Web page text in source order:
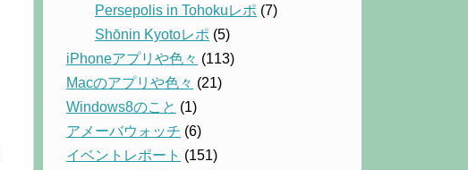
Persepolis in Tohokuレポ (7)
Shōnin Kyotoレポ (5)
iPhoneアプリや色々 (113)
Macのアプリや色々 (21)
Windows8のこと (1)
アメーバウォッチ (6)
イベントレポート (151)